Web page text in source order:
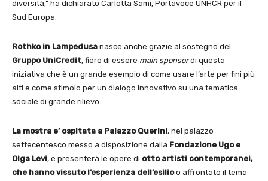
diversità,” ha dichiarato Carlotta Sami, Portavoce UNHCR per il
Sud Europa.
Rothko in Lampedusa nasce anche grazie al sostegno del
Gruppo UniCredit, fiero di essere main sponsordi questa
iniziativa che è un grande esempio di come usare l’arte per fini più
alti e come stimolo per un dialogo innovativo su una tematica
sociale di grande rilievo.
La mostra e’ ospitata a Palazzo Querini, nel palazzo
settecentesco messo a disposizione dalla Fondazione Ugo e
Olga Levi, e presenterà le opere di otto artisti contemporanei,
che hanno vissuto l’esperienza dell’esilioo affrontato il tema